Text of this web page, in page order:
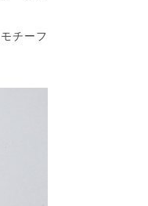
チーフ